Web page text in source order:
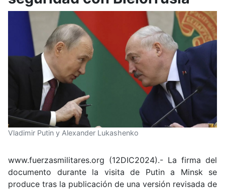
Vladimir Putin y Alexander Lukashenko
www.fuerzasmilitares.org (12DIC2024).- La firma del
documento durante la visita de Putin a Minsk se
produce tras la publicación de una versión revisada de